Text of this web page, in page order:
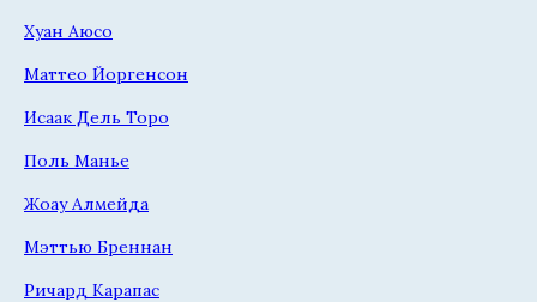
Хуан Аюсо
Маттео Йоргенсон
Исаак Дель Торо
Поль Манье
Жоау Алмейда
Мэттью Бреннан
Ричард Карапас